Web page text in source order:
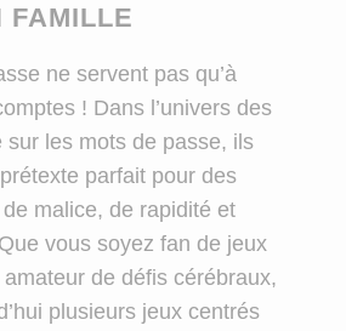
FAMILLE
ne servent pas qu’à
! Dans l’univers des
sur les mots de passe, ils
parfait pour des
malice, de rapidité et
vous soyez fan de jeux
amateur de défis cérébraux,
plusieurs jeux centrés